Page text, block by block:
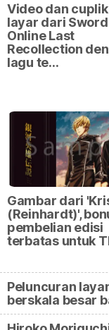
Video dan
layar dari
Online Last
Recollection
lagu te…
Gambar dari
(Reinhardt)',
pembelian edisi
terbatas untuk
Peluncuran
berskala besar